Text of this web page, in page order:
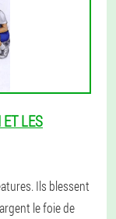
LES
Ils blessent
le foie de